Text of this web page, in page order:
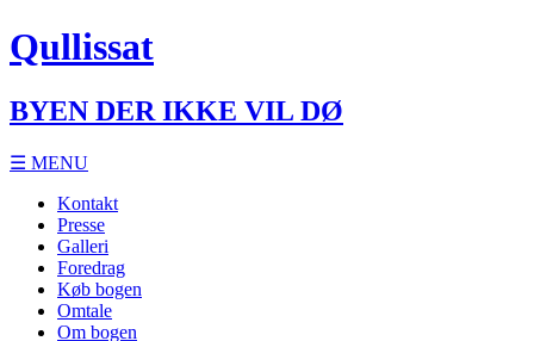
Qullissat
BYEN DER IKKE VIL DØ
☰ MENU
Kontakt
Presse
Galleri
Foredrag
Køb bogen
Omtale
Om bogen